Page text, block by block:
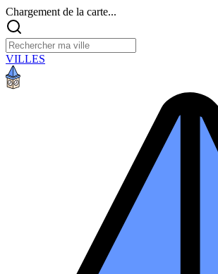
Chargement de la carte...
VILLES